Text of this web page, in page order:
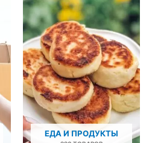
ЕДА И ПРОДУКТЫ